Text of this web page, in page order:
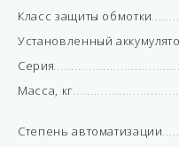
Класс защиты обмотки
Установленный
Серия
Масса, кг
Степень автоматизации